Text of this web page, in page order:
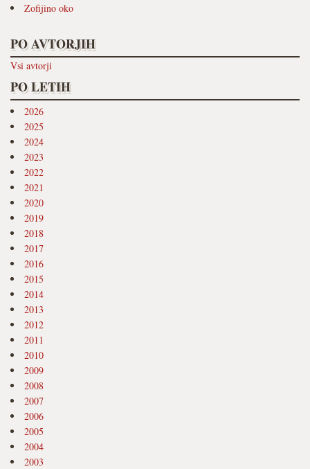
Zofijino oko
PO AVTORJIH
Vsi avtorji
PO LETIH
2026
2025
2024
2023
2022
2021
2020
2019
2018
2017
2016
2015
2014
2013
2012
2011
2010
2009
2008
2007
2006
2005
2004
2003